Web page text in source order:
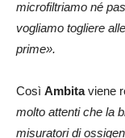
microfiltriamo né
vogliamo togliere
prime».
Così Ambitaviene
molto attenti che la
misuratori di